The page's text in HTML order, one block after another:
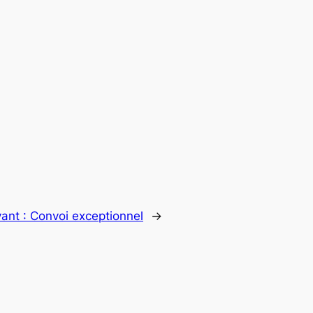
: Convoi exceptionnel →